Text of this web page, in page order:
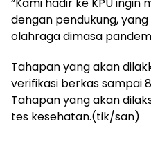
dengan pendukung,
olahraga dimasa
Tahapan yang akan
verifikasi berkas sampai
Tahapan yang akan
tes kesehatan.(tik/san)